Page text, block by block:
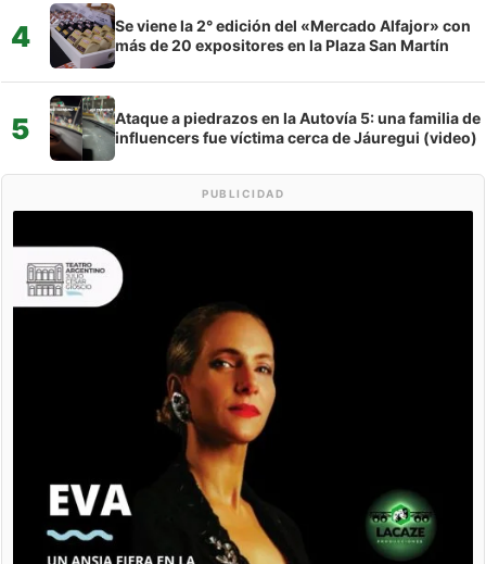
4
Se viene la 2° edición del «Mercado Alfajor» con
más de 20 expositores en la Plaza San Martín
5
Ataque a piedrazos en la Autovía 5: una familia de
influencers fue víctima cerca de Jáuregui (video)
PUBLICIDAD